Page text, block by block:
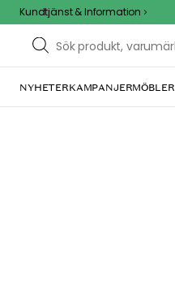
Kundtjänst & Information
NYHETERKAMPANJERMÖBLER